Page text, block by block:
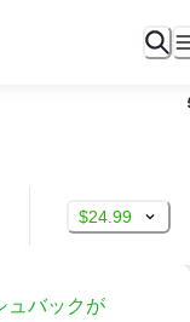
$24.99
ュバックが